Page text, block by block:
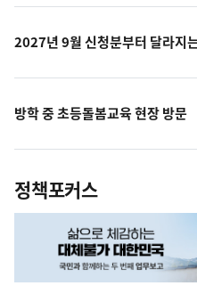
2027년 9월 신청분부터 달라지
방학 중 초등돌봄교육 현장 방문
정책포커스